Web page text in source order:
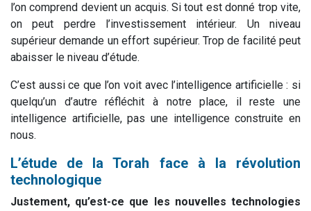
l’on comprend devient un acquis. Si tout est donné trop vite,
on peut perdre l’investissement intérieur. Un niveau
supérieur demande un effort supérieur. Trop de facilité peut
abaisser le niveau d’étude.
C’est aussi ce que l’on voit avec l’intelligence artificielle : si
quelqu’un d’autre réfléchit à notre place, il reste une
intelligence artificielle, pas une intelligence construite en
nous.
L’étude de la Torah face à la révolution
technologique
Justement, qu’est-ce que les nouvelles technologies